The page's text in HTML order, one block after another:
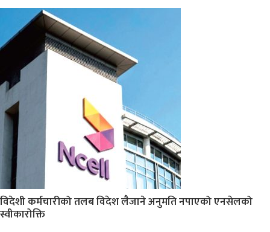
विदेशी कर्मचारीको तलब विदेश लैजाने अनुमति नपाएको एनसेलको
स्वीकारोक्ति